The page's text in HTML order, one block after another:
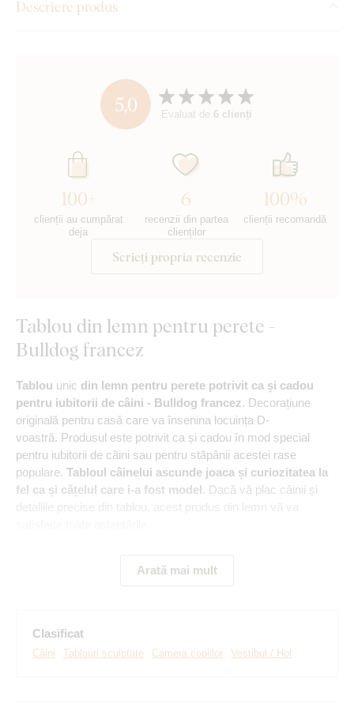
Descriere produs
5,0 Evaluat de 6 clienți
100+
clienții au cumpărat
deja
6
recenzii din partea
clienților
100%
clienții recomandă
Scrieți propria recenzie
Tablou din lemn pentru perete -
Bulldog francez
Tablou unic din lemn pentru perete potrivit ca și cadou
pentru iubitorii de câini - Bulldog francez. Decorațiune
originală pentru casă care va însenina locuința D-
voastră. Produsul este potrivit ca și cadou în mod special
pentru iubitorii de câini sau pentru stăpânii acestei rase
populare. Tabloul câinelui ascunde joaca și curiozitatea la
fel ca și cățelul care i-a fost model. Dacă vă plac câinii și
detaliile precise din tablou, acest produs din lemn vă va
Un cadou ideal pentru iubitorii de câini
Arată mai mult
Clasificat
Câini Tablouri sculptate Camera copiilor Vestibul / Hol